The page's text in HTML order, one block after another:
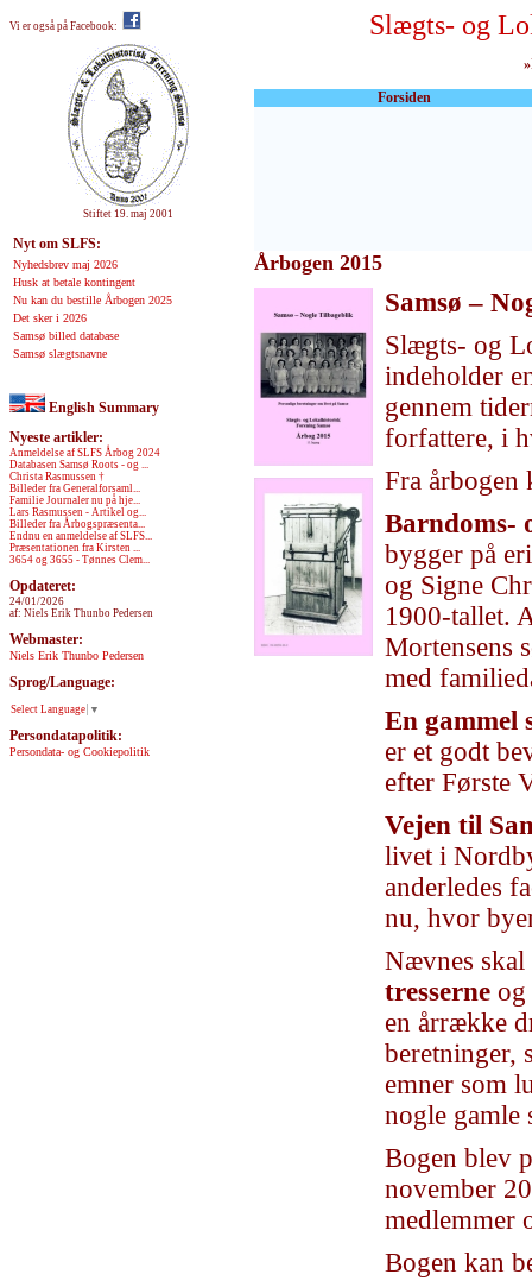
Vi er også på Facebook:
Stiftet 19. maj 2001
Nyt om SLFS:
Nyhedsbrev maj 2026
Husk at betale kontingent
Nu kan du bestille Årbogen 2025
Det sker i 2026
Samsø billed database
Samsø slægtsnavne
English Summary
Nyeste artikler:
Anmeldelse af SLFS Årbog 2024
Databasen Samsø Roots - og ...
Christa Rasmussen †
Billeder fra Generalforsaml...
Familie Journaler nu på hje...
Lars Rasmussen - Artikel og...
Billeder fra Årbogspræsenta...
Endnu en anmeldelse af SLFS...
Præsentationen fra Kirsten ...
3654 og 3655 - Tønnes Clem...
Opdateret:
24/01/2026
af: Niels Erik Thunbo Pedersen
Webmaster:
Niels Erik Thunbo Pedersen
Sprog/Language:
Select Language ▼
Persondatapolitik:
Persondata- og Cookiepolitik
Slægts- og
Forsiden
Årbogen 2015
Samsø –
Slægts- og
indeholder
gennem
forfattere, i
Fra årbogen
Barndoms-
bygger på
og Signe
1900-tallet.
Mortensens
med
En gammel
er et godt
efter Første
Vejen til
livet i
anderledes
nu, hvor
Nævnes skal
tresserne og
en årrække
beretninger,
emner som
nogle gamle
Bogen blev
november
medlemmer
Bogen kan